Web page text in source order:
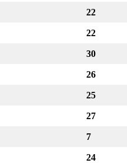
22
22
30
26
25
27
7
24